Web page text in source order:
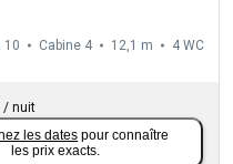
10 Cabine 4 12,1 m 4 WC
/nuit
les dates pour connaître
les prix exacts.